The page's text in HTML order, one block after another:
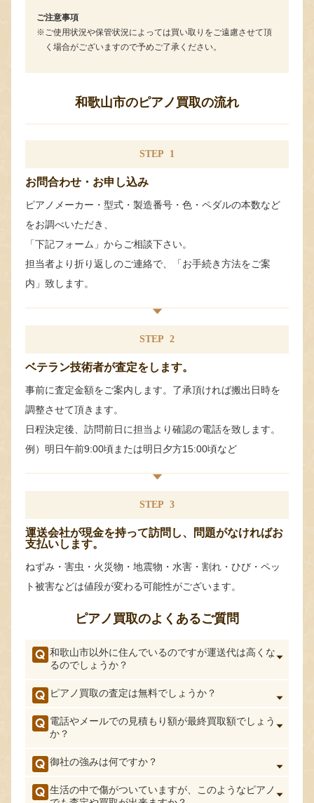
ご注意事項
ご使用状況や保管状況によっては買い取りをご遠慮させて頂
く場合がございますので予めご了承ください。
和歌山市のピアノ買取の流れ
STEP 1
お問合わせ・お申し込み
ピアノメーカー・型式・製造番号・色・ペダルの本数など
をお調べいただき、
「下記フォーム」からご相談下さい。
担当者より折り返しのご連絡で、「お手続き方法をご案
内」致します。
STEP 2
ベテラン技術者が査定をします。
事前に査定金額をご案内します。了承頂ければ搬出日時を
調整させて頂きます。
日程決定後、訪問前日に担当より確認の電話を致します。
例）明日午前9:00頃または明日夕方15:00頃など
STEP 3
運送会社が現金を持って訪問し、問題がなければお
支払いします。
ねずみ・害虫・火災物・地震物・水害・割れ・ひび・ペッ
ト被害などは値段が変わる可能性がございます。
ピアノ買取のよくあるご質問
和歌山市以外に住んでいるのですが運送代は高くな
るのでしょうか？
ピアノ買取の査定は無料でしょうか？
電話やメールでの見積もり額が最終買取額でしょう
か？
御社の強みは何ですか？
生活の中で傷がついていますが、このようなピアノ